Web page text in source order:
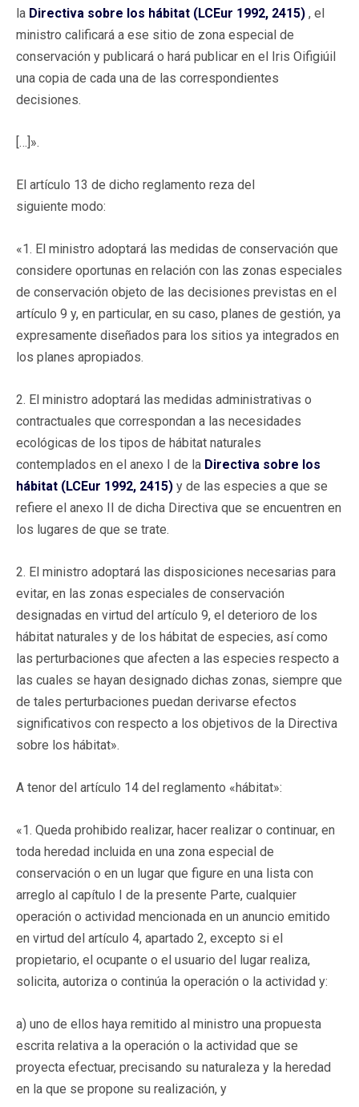
la Directiva sobre los hábitat (LCEur 1992, 2415) , el
ministro calificará a ese sitio de zona especial de
conservación y publicará o hará publicar en el Iris Oifigiúil
una copia de cada una de las correspondientes
decisiones.
[…]».
El artículo 13 de dicho reglamento reza del
siguiente modo:
«1. El ministro adoptará las medidas de conservación que
considere oportunas en relación con las zonas especiales
de conservación objeto de las decisiones previstas en el
artículo 9 y, en particular, en su caso, planes de gestión, ya
expresamente diseñados para los sitios ya integrados en
los planes apropiados.
2. El ministro adoptará las medidas administrativas o
contractuales que correspondan a las necesidades
ecológicas de los tipos de hábitat naturales
contemplados en el anexo I de la Directiva sobre los
hábitat (LCEur 1992, 2415) y de las especies a que se
refiere el anexo II de dicha Directiva que se encuentren en
los lugares de que se trate.
2. El ministro adoptará las disposiciones necesarias para
evitar, en las zonas especiales de conservación
designadas en virtud del artículo 9, el deterioro de los
hábitat naturales y de los hábitat de especies, así como
las perturbaciones que afecten a las especies respecto a
las cuales se hayan designado dichas zonas, siempre que
de tales perturbaciones puedan derivarse efectos
significativos con respecto a los objetivos de la Directiva
sobre los hábitat».
A tenor del artículo 14 del reglamento «hábitat»:
«1. Queda prohibido realizar, hacer realizar o continuar, en
toda heredad incluida en una zona especial de
conservación o en un lugar que figure en una lista con
arreglo al capítulo I de la presente Parte, cualquier
operación o actividad mencionada en un anuncio emitido
en virtud del artículo 4, apartado 2, excepto si el
propietario, el ocupante o el usuario del lugar realiza,
solicita, autoriza o continúa la operación o la actividad y:
a) uno de ellos haya remitido al ministro una propuesta
escrita relativa a la operación o la actividad que se
proyecta efectuar, precisando su naturaleza y la heredad
en la que se propone su realización, y